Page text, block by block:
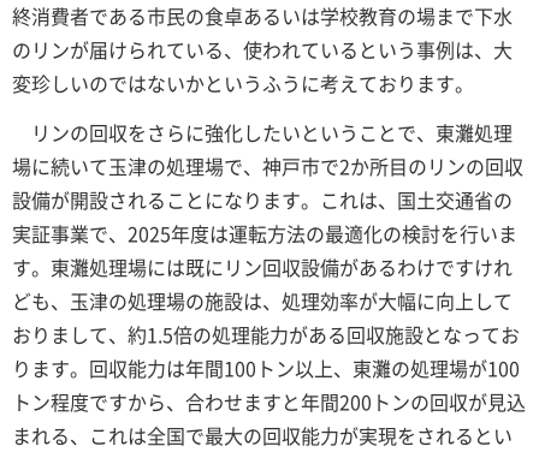
終消費者である市民の食卓あるいは学校教育の場まで下水
のリンが届けられている、使われているという事例は、大
変珍しいのではないかというふうに考えております。
リンの回収をさらに強化したいということで、東灘処理
場に続いて玉津の処理場で、神戸市で2か所目のリンの回収
設備が開設されることになります。これは、国土交通省の
実証事業で、2025年度は運転方法の最適化の検討を行いま
す。東灘処理場には既にリン回収設備があるわけですけれ
ども、玉津の処理場の施設は、処理効率が大幅に向上して
おりまして、約1.5倍の処理能力がある回収施設となってお
ります。回収能力は年間100トン以上、東灘の処理場が100
トン程度ですから、合わせますと年間200トンの回収が見込
まれる、これは全国で最大の回収能力が実現をされるとい